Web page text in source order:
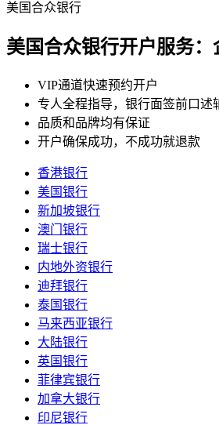
美国合众银行
美国合众银行开户服务
VIP通道快速预约开户
专人全程指导，银行面签前口述
品质和品牌均有保证
开户确保成功，不成功就退款
香港银行
美国银行
新加坡银行
澳门银行
瑞士银行
内地外资银行
迪拜银行
泰国银行
马来西亚银行
大陆银行
英国银行
菲律宾银行
加拿大银行
印尼银行